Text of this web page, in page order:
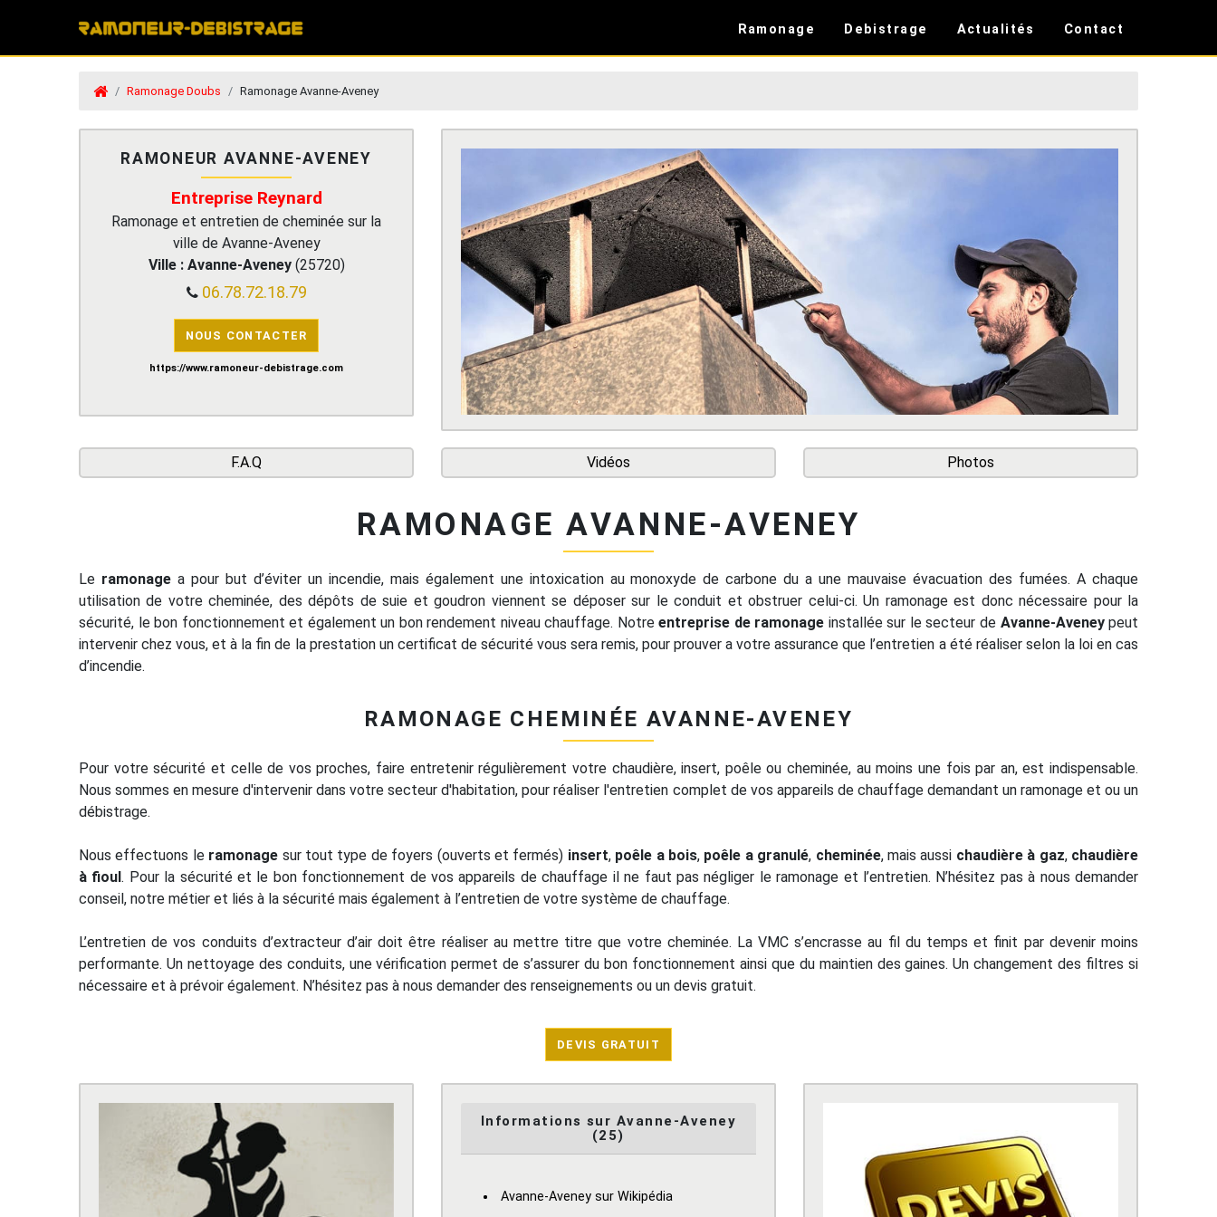
Ramonage Debistrage Actualités Contact
Ramonage Doubs Ramonage Avanne-Aveney
RAMONEUR AVANNE-AVENEY
Entreprise Reynard
Ramonage et entretien de cheminée sur la
ville de Avanne-Aveney
Ville : Avanne-Aveney(25720)
06.78.72.18.79
NOUS CONTACTER
https://www.ramoneur-debistrage.com
F.A.Q Vidéos Photos
RAMONAGE AVANNE-AVENEY
Le ramonagea pour but d’éviter un incendie, mais également une intoxication au monoxyde de carbone du a une mauvaise évacuation des fumées. A chaque
utilisation de votre cheminée, des dépôts de suie et goudron viennent se déposer sur le conduit et obstruer celui-ci. Un ramonage est donc nécessaire pour la
sécurité, le bon fonctionnement et également un bon rendement niveau chauffage. Notreentreprise de ramonage installée sur le secteur de Avanne-Aveneypeut
intervenir chez vous, et à la fin de la prestation un certificat de sécurité vous sera remis, pour prouver a votre assurance que l’entretien a été réaliser selon la loi en cas
d’incendie.
RAMONAGE CHEMINÉE AVANNE-AVENEY
Pour votre sécurité et celle de vos proches, faire entretenir régulièrement votre chaudière, insert, poêle ou cheminée, au moins une fois par an, est indispensable.
Nous sommes en mesure d'intervenir dans votre secteur d'habitation, pour réaliser l'entretien complet de vos appareils de chauffage demandant un ramonage et ou un
débistrage.
Nous effectuons le ramonage sur tout type de foyers (ouverts et fermés) insert, poêle a bois, poêle a granulé, cheminée, mais aussi chaudière à gaz, chaudière
à fioul. Pour la sécurité et le bon fonctionnement de vos appareils de chauffage il ne faut pas négliger le ramonage et l’entretien. N’hésitez pas à nous demander
conseil, notre métier et liés à la sécurité mais également à l’entretien de votre système de chauffage.
L’entretien de vos conduits d’extracteur d’air doit être réaliser au mettre titre que votre cheminée. La VMC s’encrasse au fil du temps et finit par devenir moins
performante. Un nettoyage des conduits, une vérification permet de s’assurer du bon fonctionnement ainsi que du maintien des gaines. Un changement des filtres si
nécessaire et à prévoir également. N’hésitez pas à nous demander des renseignements ou un devis gratuit.
DEVIS GRATUIT
Informations sur Avanne-Aveney
(25)
Avanne-Aveney sur Wikipédia